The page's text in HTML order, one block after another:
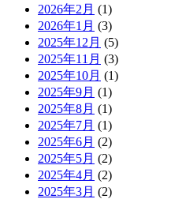
2026年2月 (1)
2026年1月 (3)
2025年12月 (5)
2025年11月 (3)
2025年10月 (1)
2025年9月 (1)
2025年8月 (1)
2025年7月 (1)
2025年6月 (2)
2025年5月 (2)
2025年4月 (2)
2025年3月 (2)